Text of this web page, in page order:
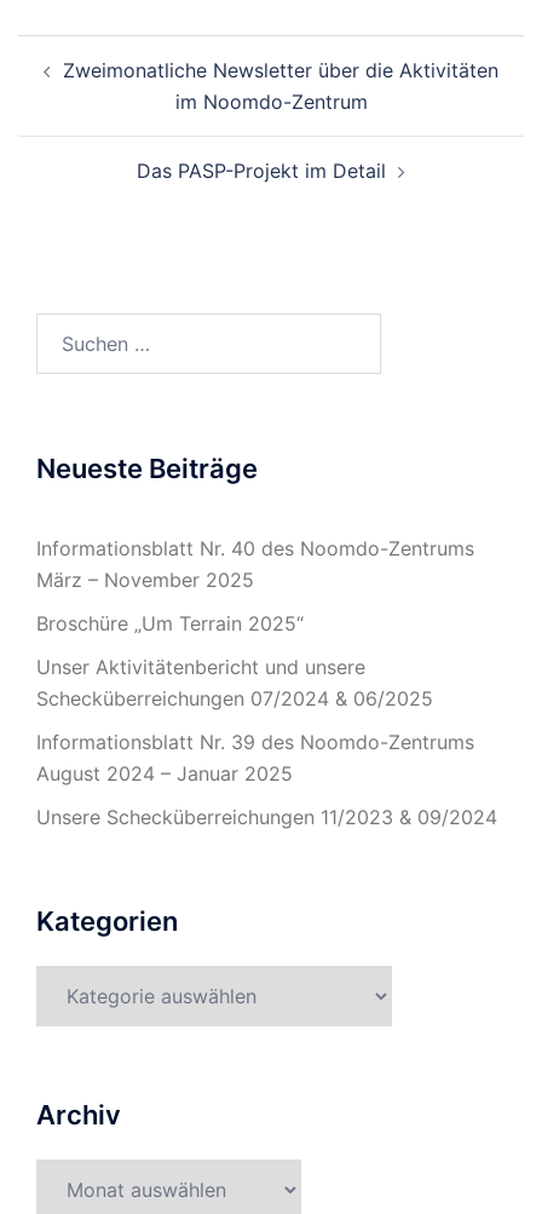
Zweimonatliche Newsletter über die Aktivitäten
im Noomdo-Zentrum
Das PASP-Projekt im Detail
Neueste Beiträge
Informationsblatt Nr. 40 des Noomdo-Zentrums
März – November 2025
Broschüre „Um Terrain 2025“
Unser Aktivitätenbericht und unsere
Schecküberreichungen 07/2024 & 06/2025
Informationsblatt Nr. 39 des Noomdo-Zentrums
August 2024 – Januar 2025
Unsere Schecküberreichungen 11/2023 & 09/2024
Kategorien
Archiv